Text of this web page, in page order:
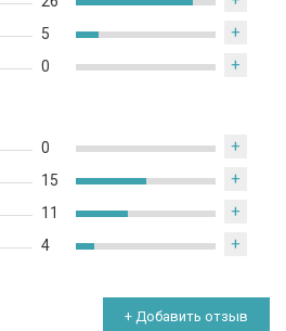
5 +
0 +
0 +
15 +
11 +
4 +
+ Добавить отзыв